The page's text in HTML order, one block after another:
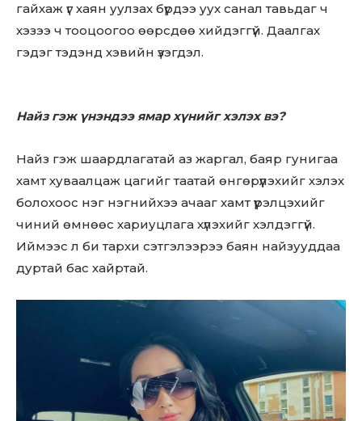
Don't miss
out!
SUBSCRIBE
гайхаж үг хаян уулзах бүрдээ уух санал тавьдаг ч
хэзээ ч тооцоогоо өөрсдөө хийдэггүй. Даалгах
гэдэг тэдэнд хэвийн үзэгдэл.
Найз гэж үнэндээ ямар хүнийг хэлэх вэ?
Найз гэж шаардлагатай аз жаргал, баяр гунигаа
хамт хуваалцаж цагийг таатай өнгөрүүлэхийг хэлэх
болохоос нэг нэгнийхээ ачааг хамт үүрэлцэхийг
чиний өмнөөс хариуцлага хүлэхийг хэлдэггүй.
Иймээс л би тархи сэтгэлээрээ баян найзууддаа
дуртай бас хайртай.